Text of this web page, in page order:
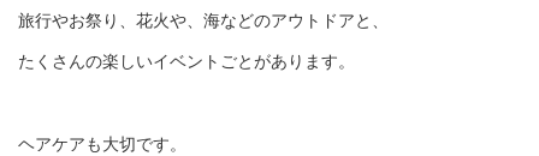
旅行やお祭り、花火や、海などのアウトドアと、
たくさんの楽しいイベントごとがあります。
ヘアケアも大切です。